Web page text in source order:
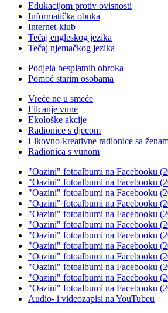
Edukacijom protiv ovisnosti
Informatička obuka
Internet-klub
Tečaj engleskog jezika
Tečaj njemačkog jezika
Podjela besplatnih obroka
Pomoć starim osobama
Vreće ne u smeće
Filcanje vune
Ekološke akcije
Radionice s djecom
Likovno-kreativne radionice sa
Radionica s vunom
"Oazini" fotoalbumi na Facebooku
"Oazini" fotoalbumi na Facebooku
"Oazini" fotoalbumi na Facebooku
"Oazini" fotoalbumi na Facebooku
"Oazini" fotoalbumi na Facebooku
"Oazini" fotoalbumi na Facebooku
"Oazini" fotoalbumi na Facebooku
"Oazini" fotoalbumi na Facebooku
"Oazini" fotoalbumi na Facebooku
"Oazini" fotoalbumi na Facebooku
"Oazini" fotoalbumi na Facebooku
"Oazini" fotoalbumi na Facebooku
Audio- i videozapisi na YouTubeu